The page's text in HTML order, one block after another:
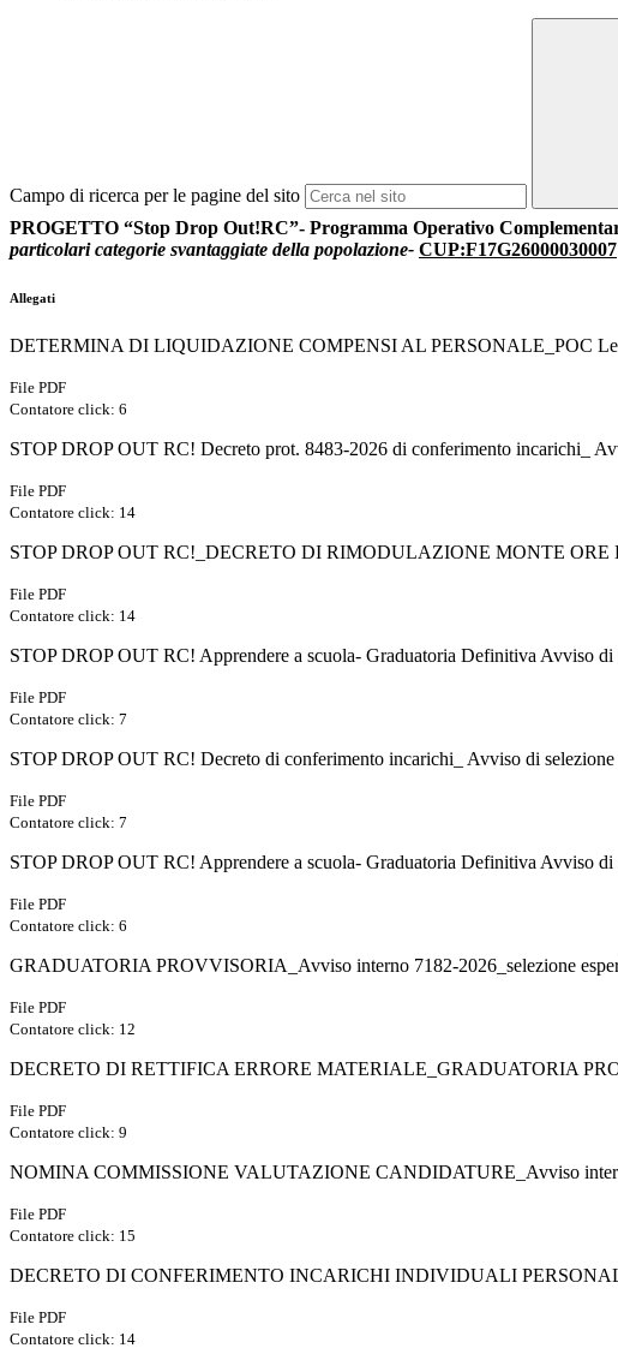
Campo di ricerca per le pagine del sito
PROGETTO “Stop Drop Out!RC”- Programma Operativo
particolari categorie svantaggiate della popolazione- CUP:F17G26000030007
Allegati
DETERMINA DI LIQUIDAZIONE COMPENSI AL PERSONALE_POC
File PDF
Contatore click: 6
STOP DROP OUT RC! Decreto prot. 8483-2026 di conferimento incarichi_
File PDF
Contatore click: 14
STOP DROP OUT RC!_DECRETO DI RIMODULAZIONE MONTE ORE
File PDF
Contatore click: 14
STOP DROP OUT RC! Apprendere a scuola- Graduatoria Definitiva Avviso di
File PDF
Contatore click: 7
STOP DROP OUT RC! Decreto di conferimento incarichi_ Avviso di
File PDF
Contatore click: 7
STOP DROP OUT RC! Apprendere a scuola- Graduatoria Definitiva Avviso di
File PDF
Contatore click: 6
GRADUATORIA PROVVISORIA_Avviso interno 7182-2026_selezione
File PDF
Contatore click: 12
DECRETO DI RETTIFICA ERRORE MATERIALE_GRADUATORIA
File PDF
Contatore click: 9
NOMINA COMMISSIONE VALUTAZIONE CANDIDATURE_Avviso
File PDF
Contatore click: 15
DECRETO DI CONFERIMENTO INCARICHI INDIVIDUALI
File PDF
Contatore click: 14